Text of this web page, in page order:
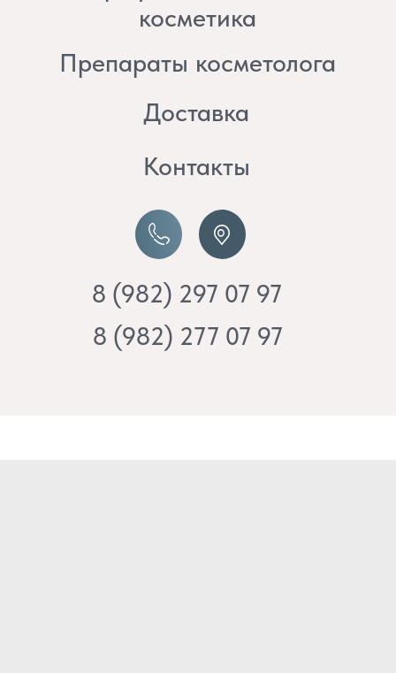
8 (982) 297 07 97
8 (982) 277 07 97